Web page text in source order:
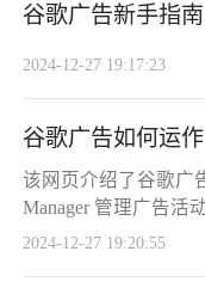
创建编辑广告活动且
谷歌广告新手指南
2024-12-27 19:17:23
谷歌广告如何运作
该网页介绍了谷歌广
Manager 管理广告活
询关键字、确定点击
2024-12-27 19:20:55